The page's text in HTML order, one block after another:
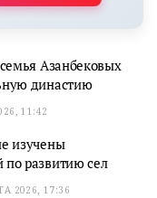
Азанбековых
династию
11:42
изучены
развитию сел
2026, 17:36